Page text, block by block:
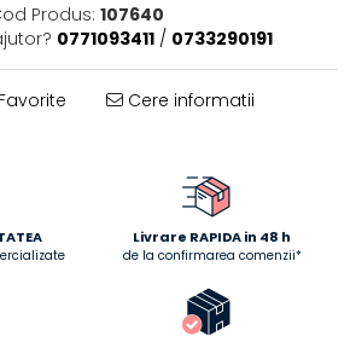
Produs: 107640
0771093411 / 0733290191
Cere informatii
Livrare RAPIDA in 48 h
de la confirmarea comenzii*